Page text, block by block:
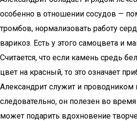
особенно в отношении сосудов —
тромбов, нормализовать работу
варикоз. Есть у этого самоцвета и
Считается, что если камень средь
цвет на красный, то это означает
Александрит служит и
следовательно, он полезен во
может подарить вдохновение